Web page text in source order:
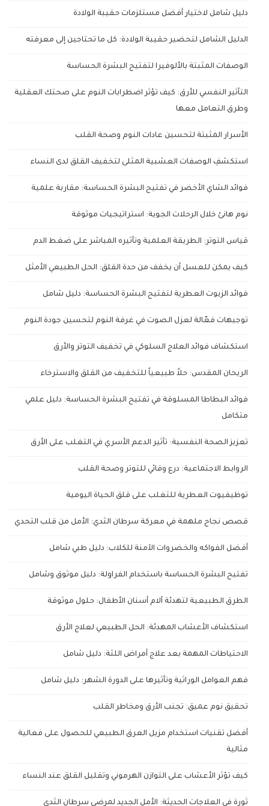
دليل شامل لاختيار أفضل مستلزمات حقيبة الولادة
الدليل الشامل لتحضير حقيبة الولادة: كل ما تحتاجين إلى معرفته
الوصفات المثبتة بالألوفيرا لتفتيح البشرة الحساسة
التأثير النفسي للأرق: كيف تؤثر اضطرابات النوم على صحتك العقلية
وطرق التعامل معها
الأسرار المثبتة لتحسين عادات النوم وصحة القلب
استكشفِ الوصفات العشبية المثلى لتخفيف القلق لدى النساء
فوائد الشاي الأخضر في تفتيح البشرة الحساسة: مقاربة علمية
نوم هانئ خلال الرحلات الجوية: استراتيجيات موثوقة
قياس التوتر: الطريقة العلمية وتأثيره المباشر على ضغط الدم
كيف يمكن للعسل أن يخفف من حدة القلق: الحل الطبيعي الأمثل
فوائد الزيوت العطرية لتفتيح البشرة الحساسة: دليل شامل
توجيهات فعّالة لعزل الصوت في غرفة النوم لتحسين جودة النوم
استكشاف فوائد العلاج السلوكي في تخفيف التوتر والأرق
الريحان المقدس: حلاً طبيعياً للتخفيف من القلق والاسترخاء
فوائد البطاطا المسلوقة في تفتيح البشرة الحساسة: دليل علمي
متكامل
تعزيز الصحة النفسية: تأثير الدعم الأسري في التغلب على الأرق
الروابط الاجتماعية: درع وقائي للتوتر وصحة القلب
توظيفيوت العطرية للتغلب على قلق الحياة اليومية
قصص نجاح ملهمة في معركة سرطان الثدي: الأمل من قلب التحدي
أفضل الفواكه والخضروات الآمنة للكلاب: دليل طبي شامل
تفتيح البشرة الحساسة باستخدام الفراولة: دليل موثوق وشامل
الطرق الطبيعية لتهدئة آلام أسنان الأطفال: حلول موثوقة
استكشاف الأعشاب المهدئة: الحل الطبيعي لعلاج الأرق
الاحتياطات المهمة بعد علاج أمراض اللثة: دليل شامل
فهم العوامل الوراثية وتأثيرها على الدورة الشهر: دليل شامل
تحقيق نوم عميق: تجنب الأرق ومخاطر القلب
أفضل تقنيات استخدام مزيل العرق الطبيعي للحصول على فعالية
مثالية
كيف تؤثر الأعشاب على التوازن الهرموني وتقليل القلق عند النساء
ثورة في العلاجات الحديثة: الأمل الجديد لمرضى سرطان الثدي